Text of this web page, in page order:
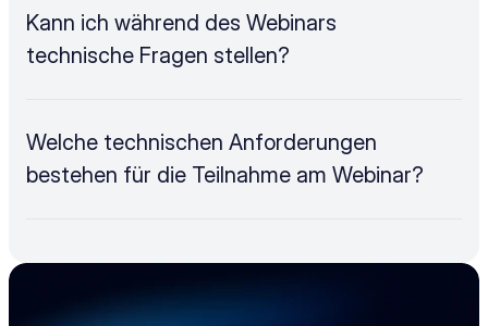
Kann ich während des Webinars
technische Fragen stellen?
Welche technischen Anforderungen
bestehen für die Teilnahme am Webinar?